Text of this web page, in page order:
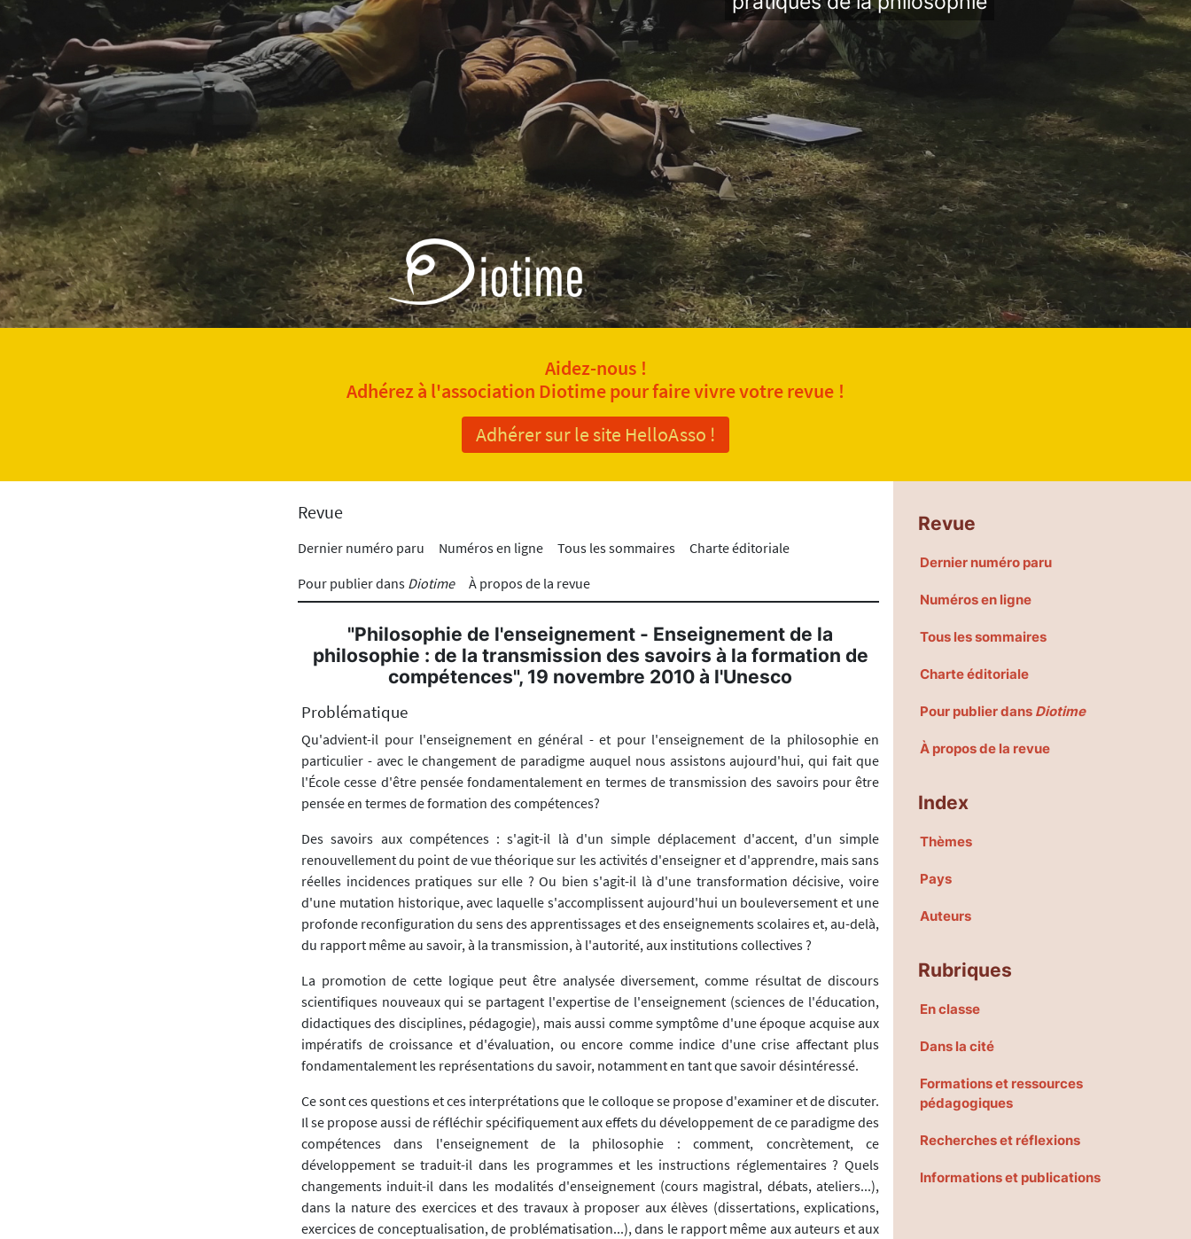
Aidez-nous !
Adhérez à l'association Diotime pour faire vivre votre revue !
Adhérer sur le site HelloAsso !
Revue
Dernier numéro paru Numéros en ligne Tous les sommaires
Charte éditoriale
Pour publier dans Diotime À propos de la revue
"Philosophie de l'enseignement - Enseignement de la
philosophie : de la transmission des savoirs à la formation de
compétences", 19 novembre 2010 à l'Unesco
Problématique
Qu'advient-il pour l'enseignement en général - et pour l'enseignement de la philosophie en
particulier - avec le changement de paradigme auquel nous assistons aujourd'hui, qui fait que
l'École cesse d'être pensée fondamentalement en termes de transmission des savoirs pour être
pensée en termes de formation des compétences?
Des savoirs aux compétences : s'agit-il là d'un simple déplacement d'accent, d'un simple
renouvellement du point de vue théorique sur les activités d'enseigner et d'apprendre, mais sans
réelles incidences pratiques sur elle ? Ou bien s'agit-il là d'une transformation décisive, voire
d'une mutation historique, avec laquelle s'accomplissent aujourd'hui un bouleversement et une
profonde reconfiguration du sens des apprentissages et des enseignements scolaires et, au-delà,
du rapport même au savoir, à la transmission, à l'autorité, aux institutions collectives ?
La promotion de cette logique peut être analysée diversement, comme résultat de discours
scientifiques nouveaux qui se partagent l'expertise de l'enseignement (sciences de l'éducation,
didactiques des disciplines, pédagogie), mais aussi comme symptôme d'une époque acquise aux
impératifs de croissance et d'évaluation, ou encore comme indice d'une crise affectant plus
fondamentalement les représentations du savoir, notamment en tant que savoir désintéressé.
Ce sont ces questions et ces interprétations que le colloque se propose d'examiner et de discuter.
Il se propose aussi de réfléchir spécifiquement aux effets du développement de ce paradigme des
compétences dans l'enseignement de la philosophie : comment, concrètement, ce
développement se traduit-il dans les programmes et les instructions réglementaires ? Quels
changements induit-il dans les modalités d'enseignement (cours magistral, débats, ateliers...),
dans la nature des exercices et des travaux à proposer aux élèves (dissertations, explications,
exercices de conceptualisation, de problématisation...), dans le rapport même aux auteurs et aux
Revue
Dernier numéro paru
Numéros en ligne
Tous les sommaires
Charte éditoriale
Pour publier dans Diotime
À propos de la revue
Index
Thèmes
Pays
Auteurs
Rubriques
En classe
Dans la cité
Formations et ressources
pédagogiques
Recherches et réflexions
Informations et publications